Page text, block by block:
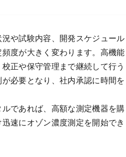
や試験内容、開発スケジュール
度が大きく変わります。高機能
正や保守管理まで継続して行う
必要となり、社内承認に時間を
であれば、高額な測定機器を購
速にオゾン濃度測定を開始でき